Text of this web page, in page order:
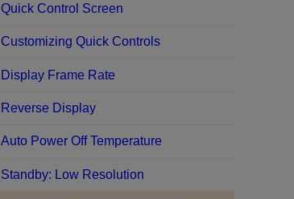
Quick Control Screen
Customizing Quick Controls
Display Frame Rate
Reverse Display
Auto Power Off Temperature
Standby: Low Resolution